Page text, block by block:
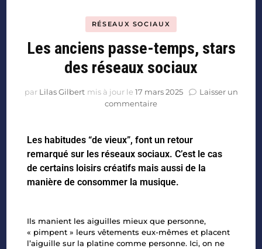
RÉSEAUX SOCIAUX
Les anciens passe-temps, stars
des réseaux sociaux
par Lilas Gilbert mis à jour le 17 mars 2025
Laisser un
commentaire
Les habitudes “de vieux”, font un retour
remarqué sur les réseaux sociaux. C’est le cas
de certains loisirs créatifs mais aussi de la
manière de consommer la musique.
Ils manient les aiguilles mieux que personne,
« pimpent » leurs vêtements eux-mêmes et placent
l’aiguille sur la platine comme personne. Ici, on ne